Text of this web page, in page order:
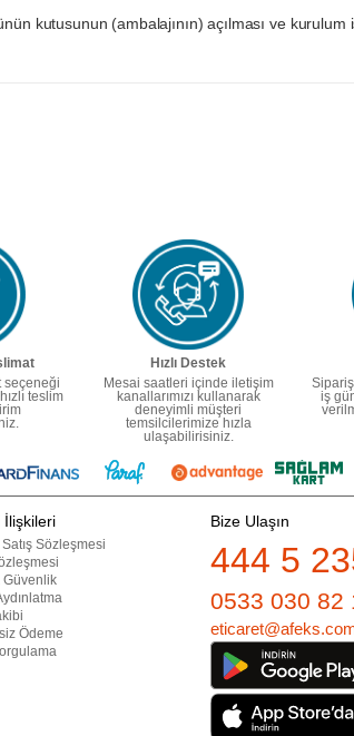
kutusunun (ambalajının) açılması ve
seçeneği
teslim
Hızlı Destek
Mesai saatleri içinde iletişim
kanallarımızı kullanarak
deneyimli müşteri
temsilcilerimize hızla
ulaşabilirisiniz.
iş
İlişkileri
Sözleşmesi
Güvenlik
Ödeme
Bize Ulaşın
444 5
0533 030 82